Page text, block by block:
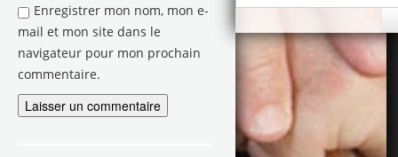
Enregistrer mon nom, mon e-
mail et mon site dans le
navigateur pour mon prochain
commentaire.